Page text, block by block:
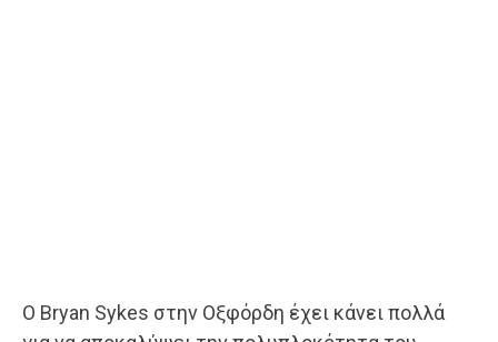
Ο Bryan Sykes στην Οξφόρδη έχει κάνει πολλά